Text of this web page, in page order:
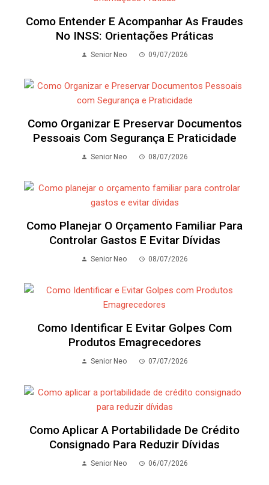
Como Entender E Acompanhar As Fraudes
No INSS: Orientações Práticas
Senior Neo 09/07/2026
Como Organizar E Preservar Documentos
Pessoais Com Segurança E Praticidade
Senior Neo 08/07/2026
Como Planejar O Orçamento Familiar Para
Controlar Gastos E Evitar Dívidas
Senior Neo 08/07/2026
Como Identificar E Evitar Golpes Com
Produtos Emagrecedores
Senior Neo 07/07/2026
Como Aplicar A Portabilidade De Crédito
Consignado Para Reduzir Dívidas
Senior Neo 06/07/2026